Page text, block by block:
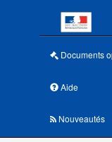
Documents
Aide
Nouveautés